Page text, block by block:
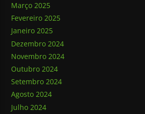
Março 2025
Fevereiro 2025
Janeiro 2025
Dezembro 2024
Novembro 2024
Outubro 2024
Setembro 2024
Agosto 2024
Julho 2024